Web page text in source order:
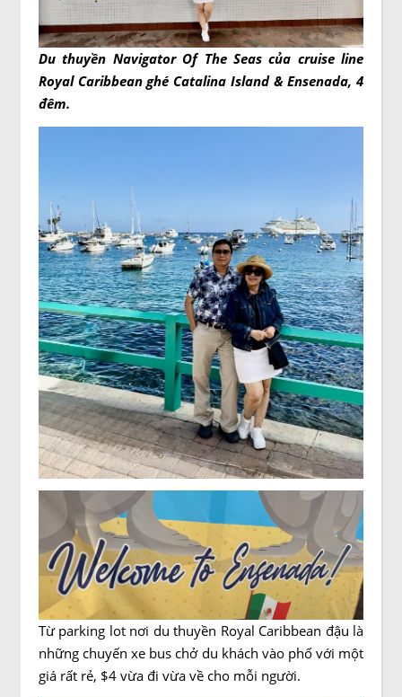
Du thuyền Navigator Of The Seas của cruise line
Royal Caribbean ghé Catalina Island & Ensenada, 4
đêm.
Từ parking lot nơi du thuyền Royal Caribbean đậu là
những chuyến xe bus chở du khách vào phố với một
giá rất rẻ, $4 vừa đi vừa về cho mỗi người.